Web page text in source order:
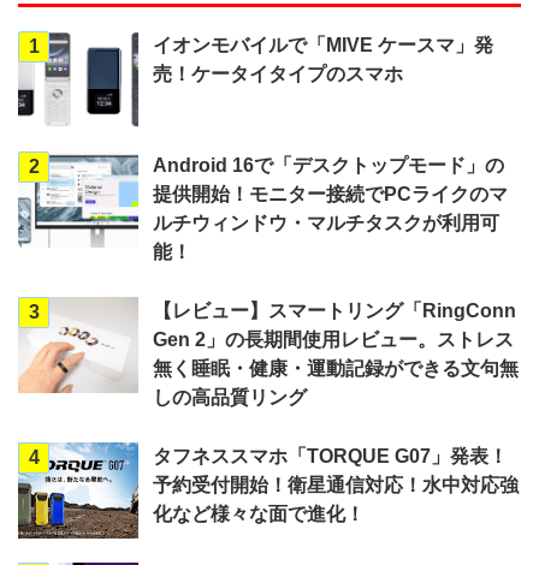
1
イオンモバイルで「MIVE ケースマ」発
売！ケータイタイプのスマホ
2
Android 16で「デスクトップモード」の
提供開始！モニター接続でPCライクのマ
ルチウィンドウ・マルチタスクが利用可
能！
3
【レビュー】スマートリング「RingConn
Gen 2」の長期間使用レビュー。ストレス
無く睡眠・健康・運動記録ができる文句無
しの高品質リング
4
タフネススマホ「TORQUE G07」発表！
予約受付開始！衛星通信対応！水中対応強
化など様々な面で進化！